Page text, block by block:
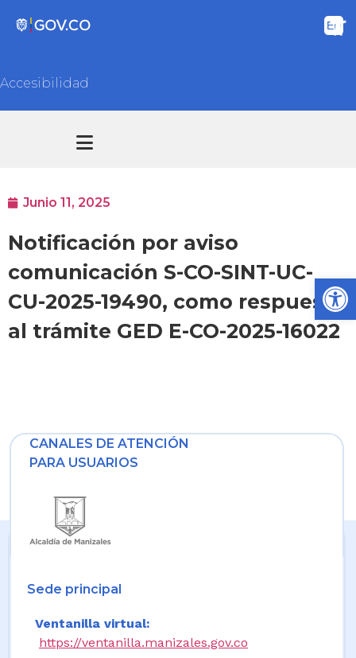
Accesibilidad
Junio 11, 2025
Notificación por aviso
comunicación S-CO-SINT-UC-
CU-2025-19490, como respuesta
al trámite GED E-CO-2025-16022
CANALES DE ATENCIÓN
PARA USUARIOS
Sede principal
Ventanilla virtual:
https://ventanilla.manizales.gov.co